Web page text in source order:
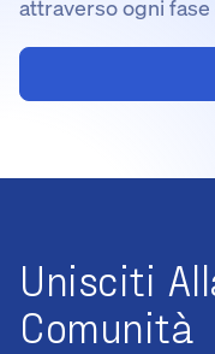
attraverso ogni
Unisciti
Comunità